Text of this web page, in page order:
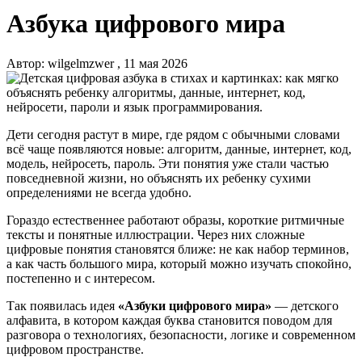
Азбука цифрового мира
Автор: wilgelmzwer , 11 мая 2026
Дети сегодня растут в мире, где рядом с обычными словами
всё чаще появляются новые: алгоритм, данные, интернет, код,
модель, нейросеть, пароль. Эти понятия уже стали частью
повседневной жизни, но объяснять их ребенку сухими
определениями не всегда удобно.
Гораздо естественнее работают образы, короткие ритмичные
тексты и понятные иллюстрации. Через них сложные
цифровые понятия становятся ближе: не как набор терминов,
а как часть большого мира, который можно изучать спокойно,
постепенно и с интересом.
Так появилась идея «Азбуки цифрового мира» — детского
алфавита, в котором каждая буква становится поводом для
разговора о технологиях, безопасности, логике и современном
цифровом пространстве.